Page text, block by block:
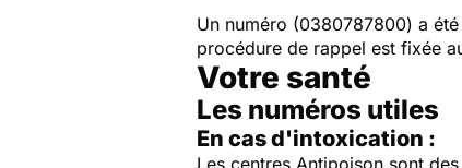
Un numéro (0380787800) a
procédure de rappel est fixée
Votre santé
Les numéros utiles
En cas d'intoxication :